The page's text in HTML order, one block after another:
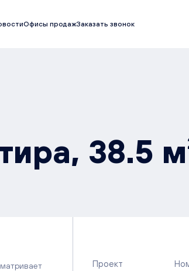
Офисы продажЗаказать звонок
38.5
Проект